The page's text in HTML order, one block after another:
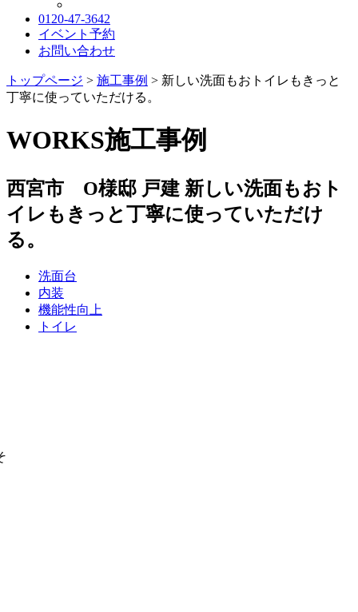
0120-47-3642
イベント予約
お問い合わせ
トップページ > 施工事例 > 新しい洗面もおトイレもきっと
丁寧に使っていただける。
WORKS施工事例
西宮市 O様邸 戸建 新しい洗面もおト
イレもきっと丁寧に使っていただけ
る。
洗面台
内装
機能性向上
トイレ